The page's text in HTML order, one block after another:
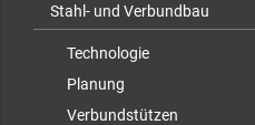
Stahl- und Verbundbau
Technologie
Planung
Verbundstützen